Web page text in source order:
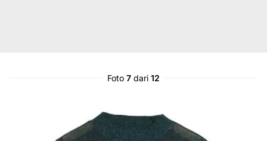
Foto 7 dari 12